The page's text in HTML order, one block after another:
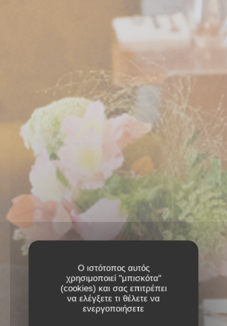
Ο ιστότοπος αυτός
χρησιμοποιεί "μπισκότα"
(cookies) και σας επιτρέπει
να ελέγξετε τι θέλετε να
ενεργοποιήσετε